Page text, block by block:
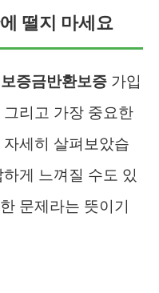
떨지 마세요
증금반환보증 가입
리고 가장 중요한
세히 살펴보았습
게 느껴질 수도 있
문제라는 뜻이기